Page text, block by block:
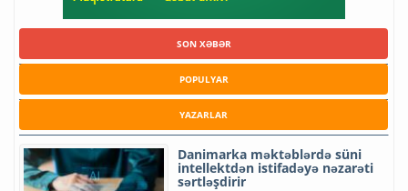
SON XƏBƏR
POPULYAR
YAZARLAR
Danimarka məktəblərdə süni
intellektdən istifadəyə nəzarəti
sərtləşdirir